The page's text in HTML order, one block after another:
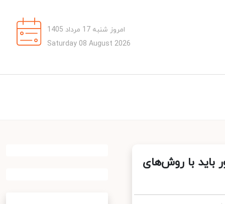
امروز شنبه 17 مرداد 1405
Saturday 08 August 2026
با روش‌های